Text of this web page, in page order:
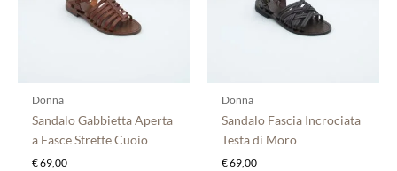
Donna
Sandalo Gabbietta Aperta
a Fasce Strette Cuoio
€69,00
Le
opzioni
nella
pagina
Donna
Sandalo Fascia Incrociata
Testa di Moro
€69,00
Le
opzioni
nella
pagina